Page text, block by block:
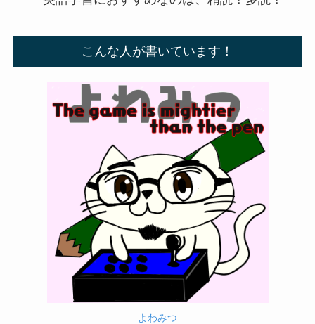
こんな人が書いています！
よわみつ